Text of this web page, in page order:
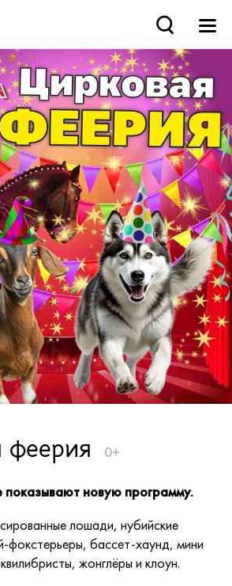
феерия 0+
показывают новую программу.
лошади, нубийские
фокстерьеры, бассет-хаунд, мини
жонглёры и клоун.